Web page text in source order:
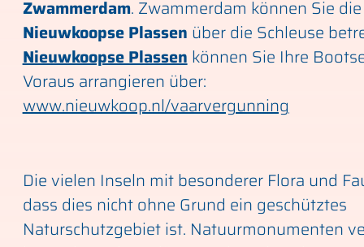
Zwammerdam. Zwammerdam können Sie die
Nieuwkoopse Plassen über die Schleuse
Nieuwkoopse Plassenkönnen Sie Ihre
Voraus arrangieren über:
www.nieuwkoop.nl/vaarvergunning
Die vielen Inseln mit besonderer Flora und
dass dies nicht ohne Grund ein geschütztes
Naturschutzgebiet ist. Natuurmonumenten